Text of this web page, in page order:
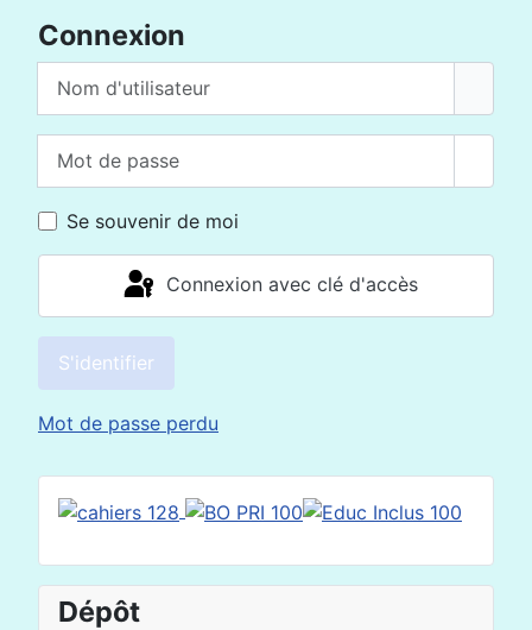
Connexion
Se souvenir de moi
Connexion avec clé d'accès
S'identifier
Mot de passe perdu
Dépôt